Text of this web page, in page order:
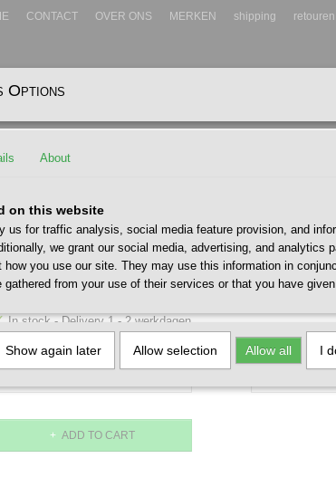
CONTACT OVER ONS MERKEN shipping retouren
Series Rose
Acrobatics Akvo Bottle
Rose
40,00 (including VAT 21%)
In stock - Delivery 1 - 2 werkdagen
Size / Maat Quantity
ADD TO CART
Options
About
on this website
us for traffic analysis, social media feature provision, and
we grant our social media, advertising, and analytics
how you use our site. They may use this information in
gathered from your use of their services or that you have
Show again later Allow selection Allow all I